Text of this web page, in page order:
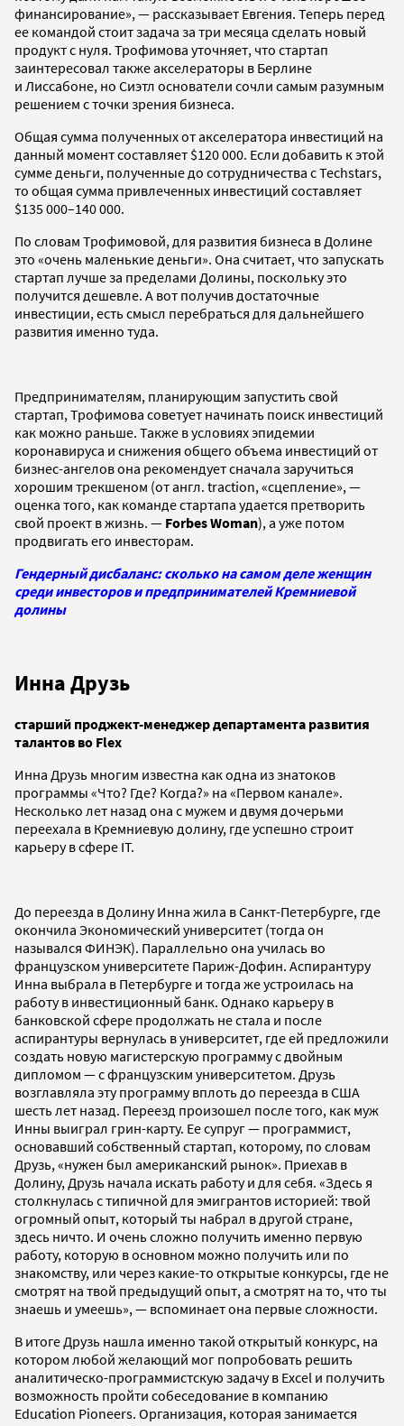
финансирование», — рассказывает Евгения. Теперь перед
ее командой стоит задача за три месяца сделать новый
продукт с нуля. Трофимова уточняет, что стартап
заинтересовал также акселераторы в Берлине
и Лиссабоне, но Сиэтл основатели сочли самым разумным
решением с точки зрения бизнеса.
Общая сумма полученных от акселератора инвестиций на
данный момент составляет $120 000. Если добавить к этой
сумме деньги, полученные до сотрудничества с Techstars,
то общая сумма привлеченных инвестиций составляет
$135 000–140 000.
По словам Трофимовой, для развития бизнеса в Долине
это «очень маленькие деньги». Она считает, что запускать
стартап лучше за пределами Долины, поскольку это
получится дешевле. А вот получив достаточные
инвестиции, есть смысл перебраться для дальнейшего
развития именно туда.
Предпринимателям, планирующим запустить свой
стартап, Трофимова советует начинать поиск инвестиций
как можно раньше. Также в условиях эпидемии
коронавируса и снижения общего объема инвестиций от
бизнес-ангелов она рекомендует сначала заручиться
хорошим трекшеном (от англ. traction, «сцепление», —
оценка того, как команде стартапа удается претворить
свой проект в жизнь. — Forbes Woman), а уже потом
продвигать его инвесторам.
Гендерный дисбаланс: сколько на самом деле женщин
среди инвесторов и предпринимателей Кремниевой
долины
Инна Друзь
старший проджект-менеджер департамента развития
талантов во Flex
Инна Друзь многим известна как одна из знатоков
программы «Что? Где? Когда?» на «Первом канале».
Несколько лет назад она с мужем и двумя дочерьми
переехала в Кремниевую долину, где успешно строит
карьеру в сфере IT.
До переезда в Долину Инна жила в Санкт-Петербурге, где
окончила Экономический университет (тогда он
назывался ФИНЭК). Параллельно она училась во
французском университете Париж-Дофин. Аспирантуру
Инна выбрала в Петербурге и тогда же устроилась на
работу в инвестиционный банк. Однако карьеру в
банковской сфере продолжать не стала и после
аспирантуры вернулась в университет, где ей предложили
создать новую магистерскую программу с двойным
дипломом — с французским университетом. Друзь
возглавляла эту программу вплоть до переезда в США
шесть лет назад. Переезд произошел после того, как муж
Инны выиграл грин-карту. Ее супруг — программист,
основавший собственный стартап, которому, по словам
Друзь, «нужен был американский рынок». Приехав в
Долину, Друзь начала искать работу и для себя. «Здесь я
столкнулась с типичной для эмигрантов историей: твой
огромный опыт, который ты набрал в другой стране,
здесь ничто. И очень сложно получить именно первую
работу, которую в основном можно получить или по
знакомству, или через какие-то открытые конкурсы, где не
смотрят на твой предыдущий опыт, а смотрят на то, что ты
знаешь и умеешь», — вспоминает она первые сложности.
В итоге Друзь нашла именно такой открытый конкурс, на
котором любой желающий мог попробовать решить
аналитическо-программистскую задачу в Excel и получить
возможность пройти собеседование в компанию
Education Pioneers. Организация, которая занимается